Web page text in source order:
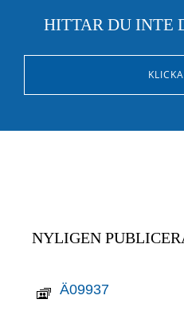
HITTAR DU INTE
NYLIGEN
Ä09937